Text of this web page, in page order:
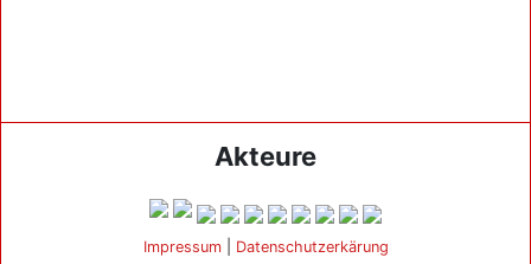
Akteure
Impressum| Datenschutzerkärung